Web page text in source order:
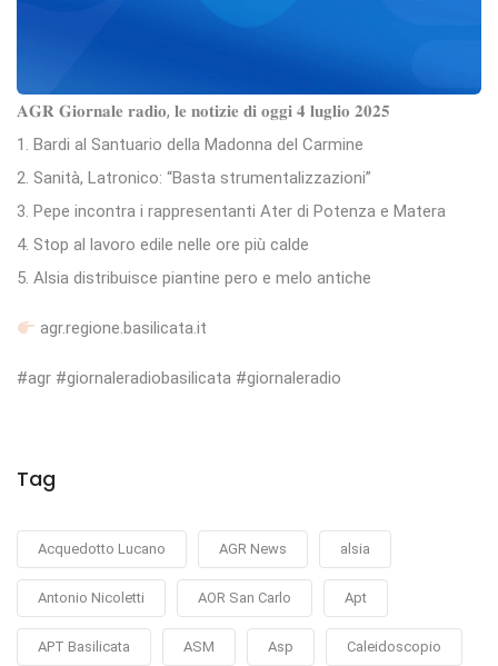
𝐀𝐆𝐑 𝐆𝐢𝐨𝐫𝐧𝐚𝐥𝐞 𝐫𝐚𝐝𝐢𝐨, 𝐥𝐞 𝐧𝐨𝐭𝐢𝐳𝐢𝐞 𝐝𝐢 𝐨𝐠𝐠𝐢 𝟒 𝐥𝐮𝐠𝐥𝐢𝐨 𝟐𝟎𝟐𝟓
1. Bardi al Santuario della Madonna del Carmine
2. Sanità, Latronico: “Basta strumentalizzazioni”
3. Pepe incontra i rappresentanti Ater di Potenza e Matera
4. Stop al lavoro edile nelle ore più calde
5. Alsia distribuisce piantine pero e melo antiche
agr.regione.basilicata.it
#agr #giornaleradiobasilicata #giornaleradio
Tag
Acquedotto Lucano AGR News alsia
Antonio Nicoletti AOR San Carlo Apt
APT Basilicata ASM Asp Caleidoscopio